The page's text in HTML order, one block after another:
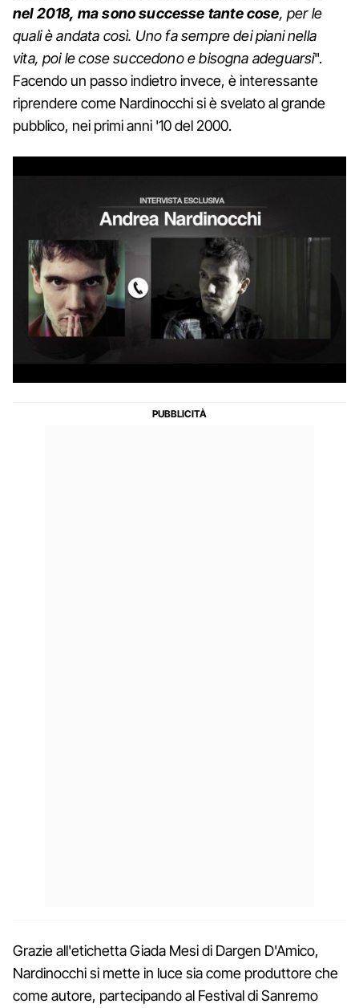
nel 2018, ma sono successe tante cose, per le
quali è andata così. Uno fa sempre dei piani nella
vita, poi le cose succedono e bisogna adeguarsi".
Facendo un passo indietro invece, è interessante
riprendere come Nardinocchi si è svelato al grande
pubblico, nei primi anni '10 del 2000.
Grazie all'etichetta Giada Mesi di Dargen D'Amico,
Nardinocchi si mette in luce sia come produttore che
come autore, partecipando al Festival di Sanremo